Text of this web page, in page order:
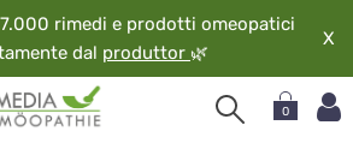
rimedi e prodotti omeopatici
dal produttor 🌿
X
0